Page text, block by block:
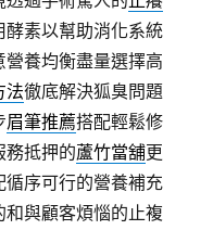
素以幫助消化系統
營養均衡盡量選擇高
法徹底解決狐臭問題
眉筆推薦搭配輕鬆修
務抵押的蘆竹當舖更
序可行的營養補充
與顧客煩惱的止複